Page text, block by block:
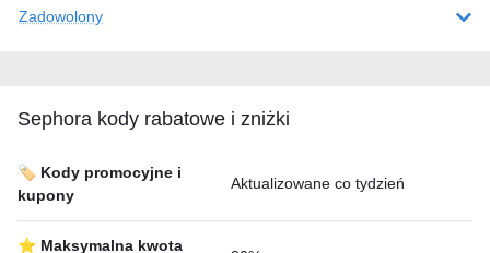
Zadowolony
Sephora kody rabatowe i zniżki
🏷️ Kody promocyjne i
kupony
Aktualizowane co tydzień
⭐ Maksymalna kwota